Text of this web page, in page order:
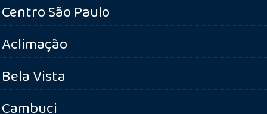
Centro São Paulo
Aclimação
Bela Vista
Cambuci